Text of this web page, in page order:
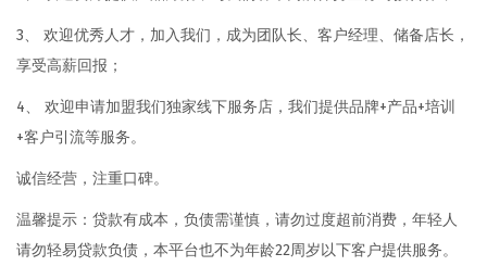
3、 欢迎优秀人才，加入我们，成为团队长、客户经理、储备店长，
享受高薪回报；
4、 欢迎申请加盟我们独家线下服务店，我们提供品牌+产品+培训
+客户引流等服务。
诚信经营，注重口碑。
温馨提示：贷款有成本，负债需谨慎，请勿过度超前消费，年轻人
请勿轻易贷款负债，本平台也不为年龄22周岁以下客户提供服务。